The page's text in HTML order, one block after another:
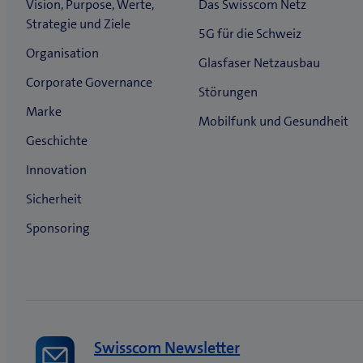
Swisscom Newsletter